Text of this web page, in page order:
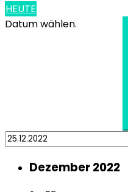
HEUTE
Datum wählen.
Dezember 2022